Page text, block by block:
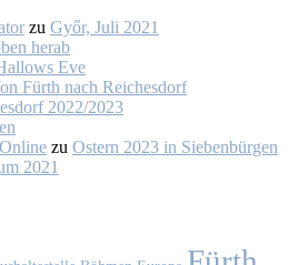
zu Győr, Ju­li 2021
her­ab
Eve
Fürth nach Rei­ches­dorf
2022/2023
zu Os­tern 2023 in Sie­ben­bür­gen
2021